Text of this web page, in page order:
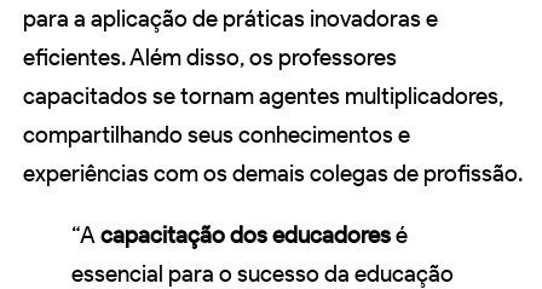
para a aplicação de práticas inovadoras e
eficientes. Além disso, os professores
capacitados se tornam agentes multiplicadores,
compartilhando seus conhecimentos e
experiências com os demais colegas de profissão.
“Acapacitação dos educadoresé
essencial para o sucesso da educação